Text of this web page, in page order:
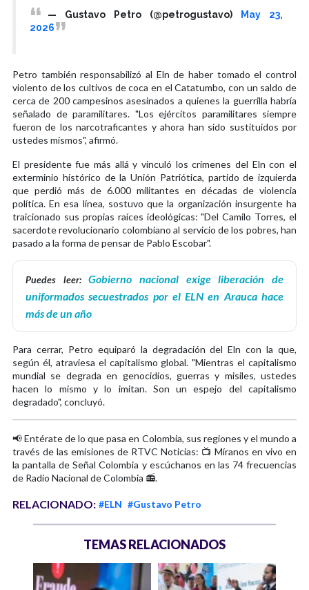
— Gustavo Petro (@petrogustavo)
May 23,
2026
Petro también responsabilizó al Eln de haber tomado el control
violento de los cultivos de coca en el Catatumbo, con un saldo de
cerca de 200 campesinos asesinados a quienes la guerrilla habría
señalado de paramilitares. "Los ejércitos paramilitares siempre
fueron de los narcotraficantes y ahora han sido sustituidos por
ustedes mismos", afirmó.
El presidente fue más allá y vinculó los crímenes del Eln con el
exterminio histórico de la Unión Patriótica, partido de izquierda
que perdió más de 6.000 militantes en décadas de violencia
política. En esa línea, sostuvo que la organización insurgente ha
traicionado sus propias raíces ideológicas: "Del Camilo Torres, el
sacerdote revolucionario colombiano al servicio de los pobres, han
pasado a la forma de pensar de Pablo Escobar".
Puedes leer:Gobierno nacional exige liberación de
uniformados secuestrados por el ELN en Arauca hace
más de un año
Para cerrar, Petro equiparó la degradación del Eln con la que,
según él, atraviesa el capitalismo global. "Mientras el capitalismo
mundial se degrada en genocidios, guerras y misiles, ustedes
hacen lo mismo y lo imitan. Son un espejo del capitalismo
degradado", concluyó.
📢 Entérate de lo que pasa en Colombia, sus regiones y el mundo a
través de las emisiones de RTVC Noticias: 📺 Míranos en vivo en
la pantalla de Señal Colombia y escúchanos en las 74 frecuencias
de Radio Nacional de Colombia 📻.
RELACIONADO: #ELN #Gustavo Petro
TEMAS RELACIONADOS